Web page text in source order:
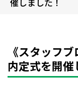
《スタッフ
内定式を開催